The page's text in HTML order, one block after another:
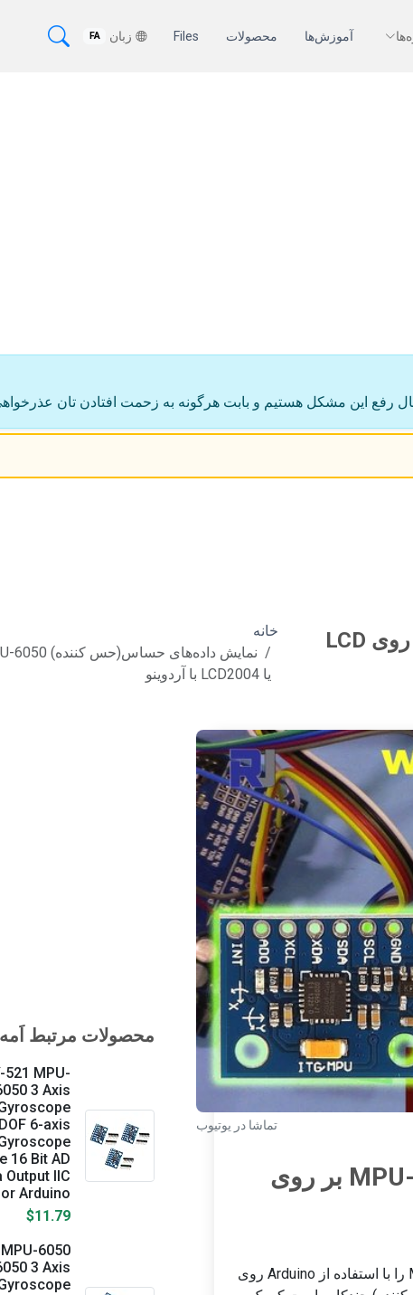
آموزش‌ها محصولات Files زبان FA
رفع این مشکل هستیم و بابت هرگونه به زحمت افتادن تان
نمایش داده‌های حساس(حس کننده) MPU-6050 بر روی LCD
خانه
یا LCD2004 با آردوینو
تماشا در یوتیوب
نمایش داده‌های حساس(حس کننده) MPU-6050 بر روی
در این آموزش یاد می‌گیریم چگونه داده‌های حساس(حس کننده) MPU-6050 را با استفاده از Arduino روی
محصولات مرتبط
521 MPU-
3 Axis
6-axis
16 Bit AD
Output IIC
Arduino
$11.79
6050
3 Axis